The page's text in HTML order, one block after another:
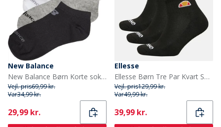
New Balance
New Balance Børn Korte sokker Flerfarvet
Vejl. pris69,99 kr.
Var34,99 kr.
Current
29,99 kr.
Ellesse
Ellesse Børn Tre Par Kvart Sokker Sort
Vejl. pris129,99 kr.
Var49,99 kr.
Current
39,99 kr.